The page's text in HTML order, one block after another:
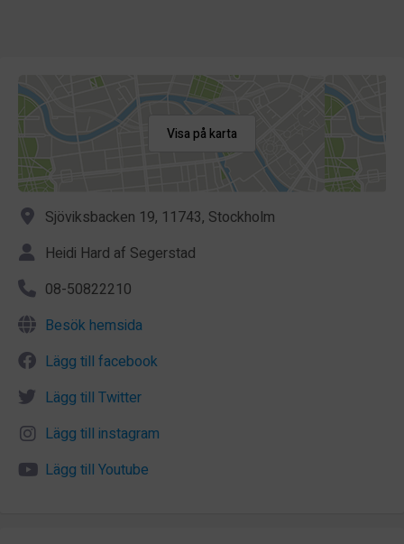
Visa på karta
Sjöviksbacken 19, 11743, Stockholm
Heidi Hard af Segerstad
08-50822210
Besök hemsida
Lägg till facebook
Lägg till Twitter
Lägg till instagram
Lägg till Youtube